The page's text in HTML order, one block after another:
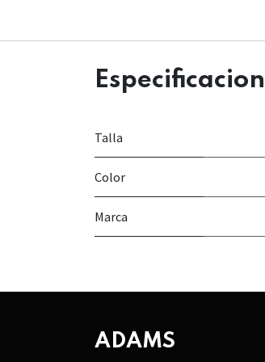
Talla
Color
Marca
ADAMS